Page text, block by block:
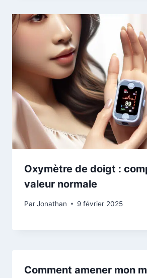
Oxymètre de doigt :
valeur normale
ParJonathan 9 février 2025
Comment amener mon